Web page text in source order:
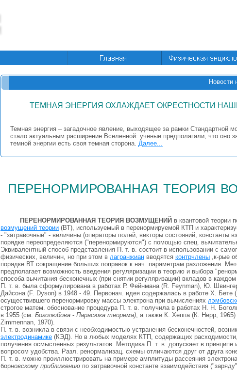
Новости
ТЕМНАЯ ЭНЕРГИЯ ОХЛАЖДАЕТ ОКРЕСТНОСТИ
Темная энергия – загадочное явление, выходящее за рамки Стандартной
стало актуальным расширение Вселенной: ученые предполагали, что оно
темной энергии есть своя темная сторона. Далее...
перенормированная теория
ПЕРЕНОРМИРОВАННАЯ ТЕОРИЯ ВОЗМУЩЕНИЙ в квантовой теории
возмущений теории (ВТ), используемый в перенормируемой КТП и
- "затравочные" - величины (операторы полей, векторы состояний, константы
порядке переопределяются ("перенормируются") с помощью спец.
Эквивалентный способ представления П. т. в. состоит в использовании с
физических, величин, но при этом в лагранжиан вводятся контрчлены ,к-рые
порядке ВТ сокращение больших поправок к нач. параметрам разложения.
предполагает возможность введения регуляризации в теорию и выбора
способа вычитания бесконечных (при снятии регуляризации) вкладов в
П. т. в. была сформулирована в работах Р. Фейнмана (R. Feynman), Ю.
Дайсонa (F. Dyson) в 1948 - 49. Первонач. идея содержалась в работе X. Бете
осуществившего перенормировку массы электрона при вычислениях
строгое матем. обоснование процедура П. т. в. получила в работах Н. Н.
в 1955 (см. Боголюбова - Парасюка теорема), а также К. Хеппа (К. Нерр,
Zimmennan, 1970).
П. т. в. возникла в связи с необходимостью устранения бесконечностей,
электродинамике (КЭД). Но в любых моделях КТП, содержащих расходимости,
получения осмысленных результатов. Методика П. т. в. допускает в
вопросом удобства. Разл. ренормализац. схемы отличаются друг от друга
П. т. в. можно проиллюстрировать на примере амплитуды рассеяния
борновскому приближению по затравочной константе взаимодействия